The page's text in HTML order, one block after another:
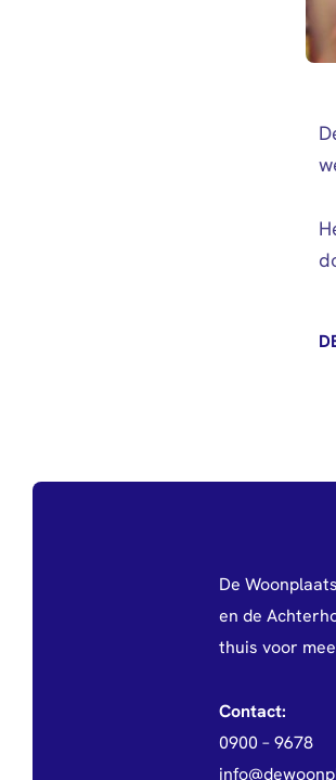
De
en de
thuis voor
Contact:
0900 – 9678